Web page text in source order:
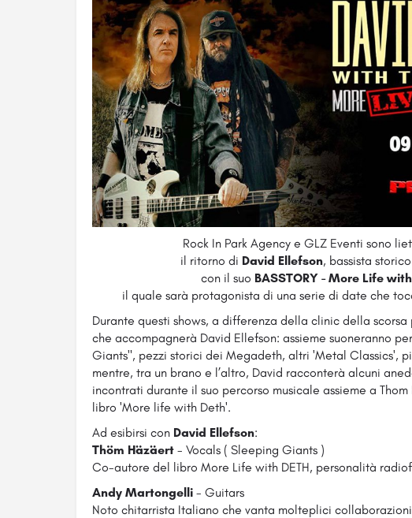
Rock In Park Agency e GLZ Eventi sono
il ritorno di David Ellefson, bassista
con il suo BASSTORY - More Life
il quale sarà protagonista di una serie di date che
Durante questi shows, a differenza della clinic della
che accompagnerà David Ellefson: assieme suoneranno
Giants", pezzi storici dei Megadeth, altri 'Metal Classics',
mentre, tra un brano e l’altro, David racconterà alcuni
incontrati durante il suo percorso musicale assieme a
libro 'More life with Deth'.
Ad esibirsi con David Ellefson:
Thöm Häzäert - Vocals ( Sleeping Giants )
Co-autore del libro More Life with DETH, personalità
Andy Martongelli - Guitars
Noto chitarrista Italiano che vanta molteplici